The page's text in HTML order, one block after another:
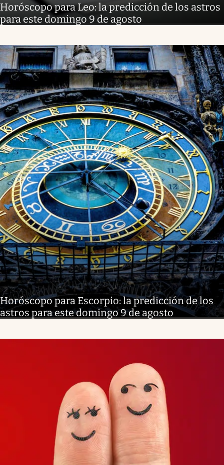
Horóscopo para Leo: la predicción de los astros
para este domingo 9 de agosto
Horóscopo para Escorpio: la predicción de los
astros para este domingo 9 de agosto